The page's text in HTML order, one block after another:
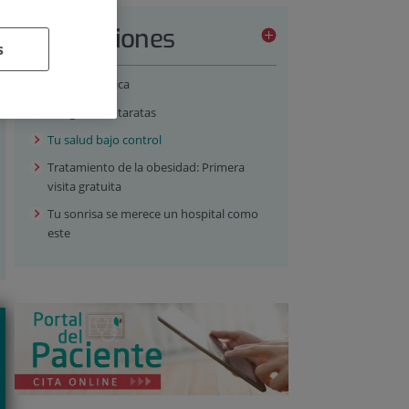
Promociones
Cirugía Estética
Cirugía de Cataratas
Tu salud bajo control
Tratamiento de la obesidad: Primera
visita gratuita
Tu sonrisa se merece un hospital como
este